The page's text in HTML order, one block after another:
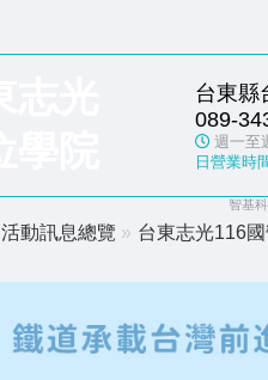
台東縣
089-
週一至
日營業時
智基
活動訊息總覽 » 台東志光116